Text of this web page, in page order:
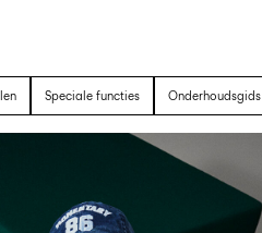
Speciale functies Onderhoudsgids
nl-nl/ni-all/name-it/